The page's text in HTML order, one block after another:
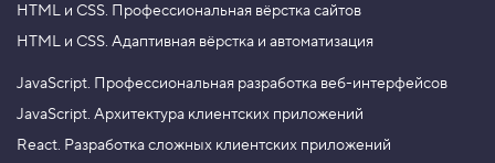
HTML и CSS. Профессиональная вёрстка сайтов
HTML и CSS. Адаптивная вёрстка и автоматизация
JavaScript. Профессиональная разработка веб-интерфейсов
JavaScript. Архитектура клиентских приложений
React. Разработка сложных клиентских приложений